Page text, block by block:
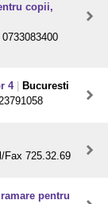
copii,
4
Bucuresti
Fax 725.32.69
pentru